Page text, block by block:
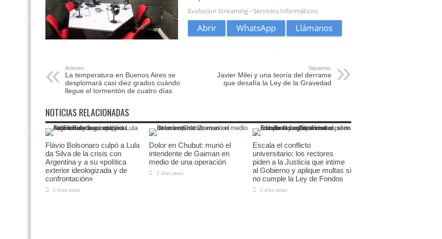
Anterior:
La temperatura en Buenos Aires se
desplomará casi diez grados cuándo
llegue el tormentón de cuatro días
Siguiente:
Javier Milei y una teoría del derrame
que desafía la Ley de la Gravedad
NOTICIAS RELACIONADAS
Flávio Bolsonaro culpó a Lula
da Silva de la crisis con
Argentina y a su «política
exterior ideologizada y de
confrontación»
2 días atras
Dolor en Chubut: murió el
intendente de Gaiman en
medio de una operación
2 días atras
Escala el conflicto
universitario: los rectores
piden a la Justicia que intime
al Gobierno y aplique multas si
no cumple la Ley de Fondos
2 días atras